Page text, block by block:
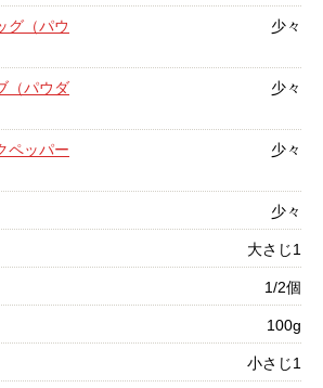
グ（パウ
少々
（パウダ
少々
ペッパー
少々
少々
大さじ1
1/2個
100g
小さじ1